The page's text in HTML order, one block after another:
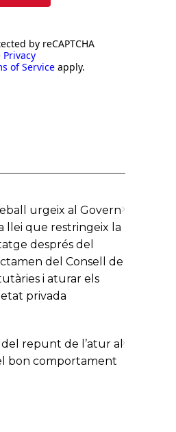
by reCAPTCHA
Privacy
of Service apply.
urgeix al Govern
llei que restringeix la
després del
del Consell de
i aturar els
privada
repunt de l’atur al
bon comportament